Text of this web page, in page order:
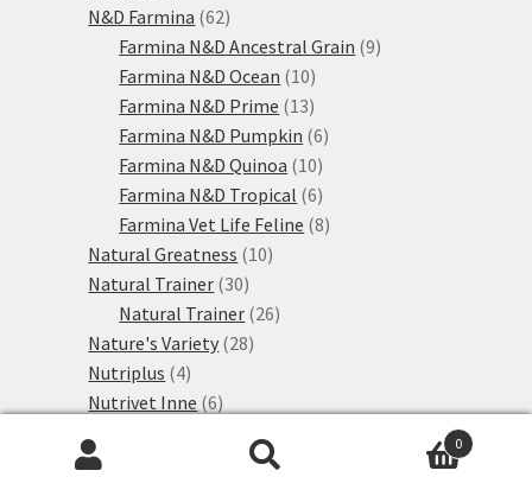
produktů
N&D Farmina 6262
produktů
Farmina N&D Ancestral Grain 99
Farmina N&D Ocean 1010
produktů
Farmina N&D Prime 1313
produktů
Farmina N&D Pumpkin 66
Farmina N&D Quinoa 1010
produktů
Farmina N&D Tropical 66
produktů
Farmina Vet Life Feline 88
Natural Greatness 1010
Natural Trainer 3030
produktů
Natural Trainer 2626
Nature's Variety 2828
Nutriplus 44
produkty
Nutrivet Inne 66
produktů
Perfect Fit
0